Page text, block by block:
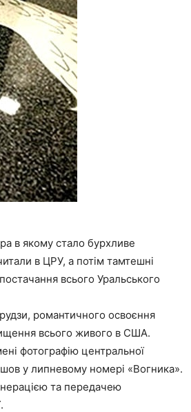
в якому стало бурхливе
в ЦРУ, а потім тамтешні
всього Уральського
романтичного освоєння
всього живого в США.
фотографію центральної
у липневому номері «Вогника».
та передачею